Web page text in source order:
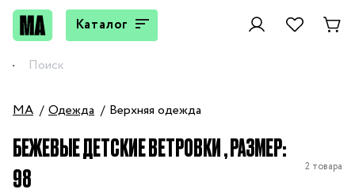
Каталог
MA Одежда Верхняя одежда
БЕЖЕВЫЕ ДЕТСКИЕ ВЕТРОВКИ , РАЗМЕР:
98
2 товара